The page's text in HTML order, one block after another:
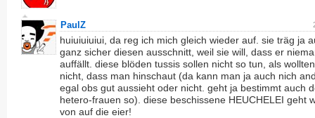
PaulZ
huiuiuiuiui, da reg ich mich gleich wieder auf. sie träg ja
ganz sicher diesen ausschnitt, weil sie will, dass er
auffällt. diese blöden tussis sollen nicht so tun, als
nicht, dass man hinschaut (da kann man ja auch nich
egal obs gut aussieht oder nicht. geht ja bestimmt auch
hetero-frauen so). diese beschissene HEUCHELEI geht
von auf die eier!